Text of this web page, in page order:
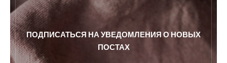
ПОДПИСАТЬСЯ НА УВЕДОМЛЕНИЯ О НОВЫХ
ПОСТАХ